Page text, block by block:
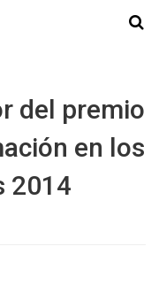
del premio
en los
2014